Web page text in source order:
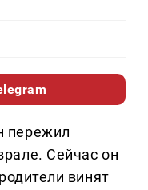
пережил
Сейчас он
винят